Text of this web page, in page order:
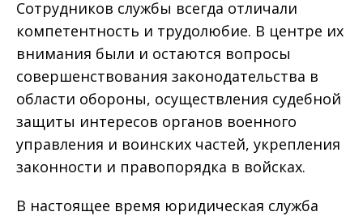
Сотрудников службы всегда отличали
компетентность и трудолюбие. В центре их
внимания были и остаются вопросы
совершенствования законодательства в
области обороны, осуществления судебной
защиты интересов органов военного
управления и воинских частей, укрепления
законности и правопорядка в войсках.
В настоящее время юридическая служба